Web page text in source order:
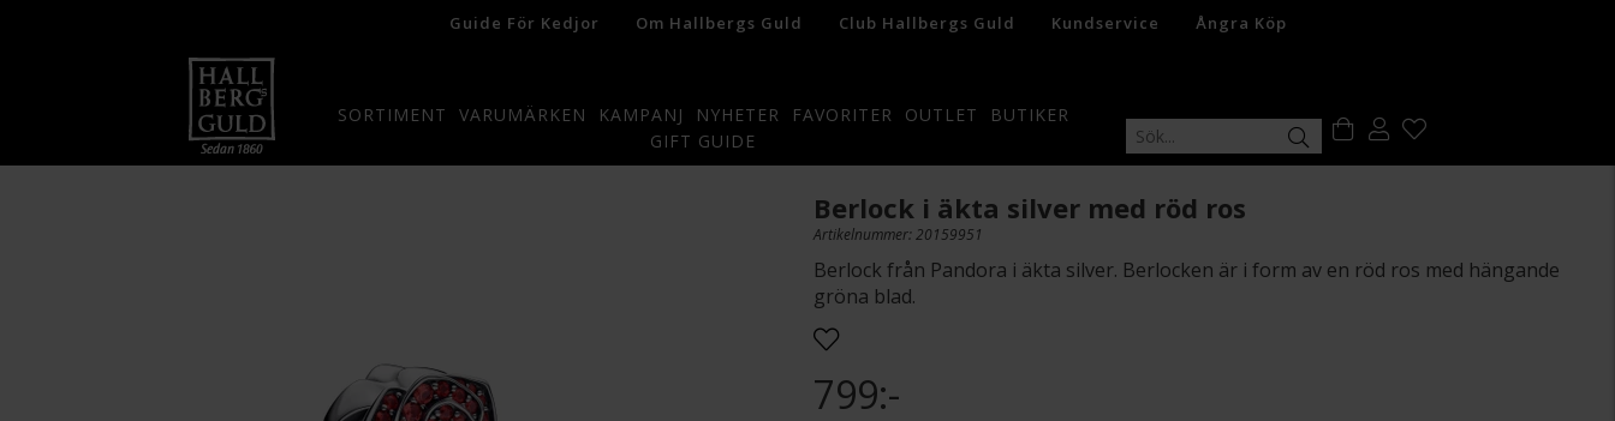
Guide För Kedjor Om Hallbergs Guld Club Hallbergs Guld Kundservice Ångra Köp
SORTIMENT VARUMÄRKEN KAMPANJ NYHETER FAVORITER OUTLET
BUTIKER
GIFT GUIDE
Berlock i äkta silver med röd ros
Artikelnummer: 20159951
Berlock från Pandora i äkta silver. Berlocken är i form av en röd ros med hängande
gröna blad.
799:-